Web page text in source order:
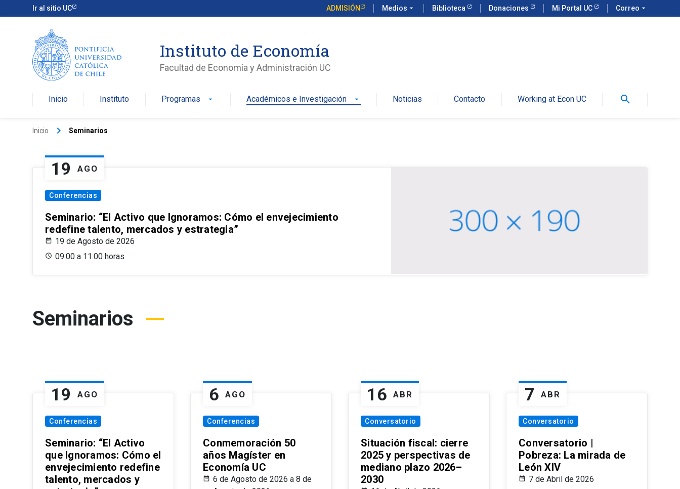
Ir al sitio UC ADMISIÓN Medios arrow_drop_down Biblioteca Donaciones Mi Portal UC Correo arrow_drop_down
Instituto de Economía
Facultad de Economía y Administración UC
Inicio Instituto Programas arrow_drop_down Académicos e Investigación arrow_drop_down Noticias Contacto Working at Econ UC search
Inicio keyboard_arrow_right Seminarios
19 AGO
Conferencias
Seminario: “El Activo que Ignoramos: Cómo el envejecimiento
redefine talento, mercados y estrategia”
19 de Agosto de 2026
09:00 a 11:00 horas
Seminarios
19 AGO
Conferencias
Seminario: “El Activo
que Ignoramos: Cómo el
envejecimiento redefine
talento, mercados y
6 AGO
Conferencias
Conmemoración 50
años Magíster en
Economía UC
6 de Agosto de 2026 a 8 de
16 ABR
Conversatorio
Situación fiscal: cierre
2025 y perspectivas de
mediano plazo 2026–
2030
7 ABR
Conversatorio
Conversatorio |
Pobreza: La mirada de
León XIV
7 de Abril de 2026